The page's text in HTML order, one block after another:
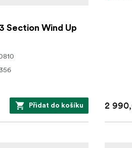
Section Wind Up
Přidat do košíku 2